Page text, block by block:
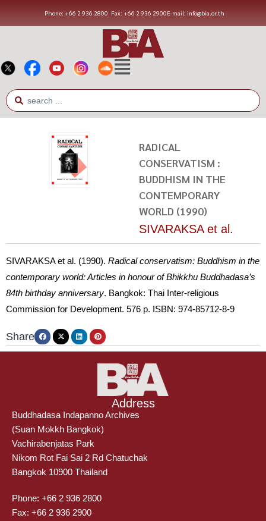
Phone: +66 2 936 2800 Fax: +66 2 936 2900E-mail: info@bia.or.th
RADICAL
CONSERVATISM :
BUDDHISM IN THE
CONTEMPORARY
WORLD (1990)
SIVARAKSA et al.
SIVARAKSA et al. (1990). Radical conservatism: Buddhism in the
contemporary world: Articles in honour of Bhikkhu Buddhadasa’s
84th birthday anniversary. Bangkok: Thai Inter-religious
Commission for Development. 576 p. ISBN: 974-85712-8-9
Share
Address
Buddhadasa Indapanno Archives
(Suan Mokkh Bangkok)
Vachirabenjatas Park
Nikom Rot Fai Sai 2 Rd Chatuchak
Bangkok 10900 Thailand
Phone: +66 2 936 2800
Fax: +66 2 936 2900